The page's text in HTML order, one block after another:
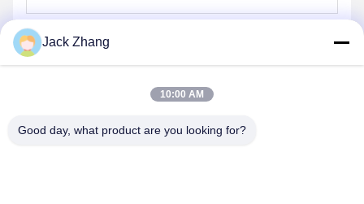
Jack Zhang
10:00 AM
Good day, what product are you looking for?